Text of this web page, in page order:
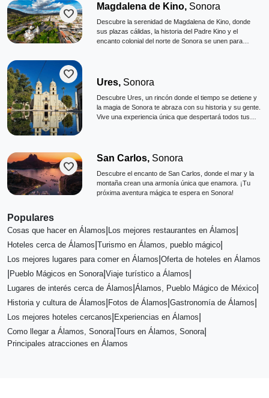
favorite
Magdalena de Kino, Sonora
Descubre la serenidad de Magdalena de Kino, donde
sus plazas cálidas, la historia del Padre Kino y el
encanto colonial del norte de Sonora se unen para
favorite
Ures, Sonora
Descubre Ures, un rincón donde el tiempo se detiene y
la magia de Sonora te abraza con su historia y su gente.
Vive una experiencia única que despertará todos tus
favorite
San Carlos, Sonora
Descubre el encanto de San Carlos, donde el mar y la
montaña crean una armonía única que enamora. ¡Tu
próxima aventura mágica te espera en Sonora!
Populares
Cosas que hacer en Álamos Los mejores restaurantes en Álamos
Hoteles cerca de Álamos Turismo en Álamos, pueblo mágico
Los mejores lugares para comer en Álamos Oferta de hoteles en Álamos
Pueblo Mágicos en Sonora| Viaje turístico a Álamos
Lugares de interés cerca de Álamos Álamos, Pueblo Mágico de México
Historia y cultura de Álamos Fotos de Álamos Gastronomía de Álamos
Los mejores hoteles cercanos Experiencias en Álamos
Como llegar a Álamos, Sonora| Tours en Álamos, Sonora|
Principales atracciones en Álamos